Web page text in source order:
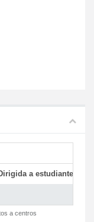
a estudiantes)
a centros